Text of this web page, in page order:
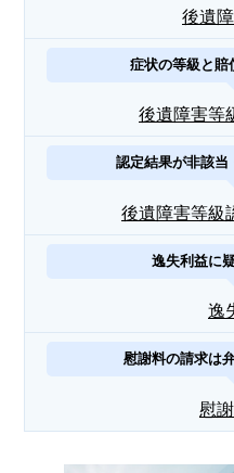
後遺
症状の等級と賠
後遺障害等
認定結果が非該当
後遺障害等級
逸失利益に
逸
慰謝料の請求は
慰